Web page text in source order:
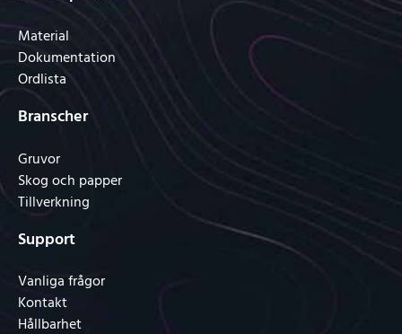
Material
Dokumentation
Ordlista
Branscher
Gruvor
Skog och papper
Tillverkning
Support
Vanliga frågor
Kontakt
Hållbarhet